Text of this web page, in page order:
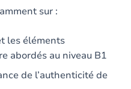
sur :
les éléments
abordés au niveau B1
de l’authenticité de